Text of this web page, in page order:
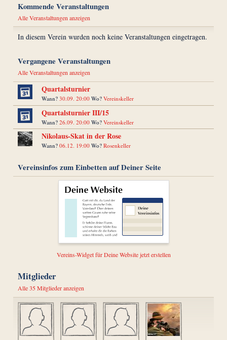
Kommende Veranstaltungen
Alle Veranstaltungen anzeigen
In diesem Verein wurden noch keine Veranstaltungen eingetragen.
Vergangene Veranstaltungen
Alle Veranstaltungen anzeigen
Quartalsturnier
Wann?30.09. 20:00 Wo?Vereinskeller
Quartalsturnier III/15
Wann?26.09. 20:00 Wo?Vereinskeller
Nikolaus-Skat in der Rose
Wann?06.12. 19:00 Wo?Rosenkeller
Vereinsinfos zum Einbetten auf Deiner Seite
Vereins-Widget für Deine Website jetzt erstellen
Mitglieder
Alle 35 Mitglieder anzeigen